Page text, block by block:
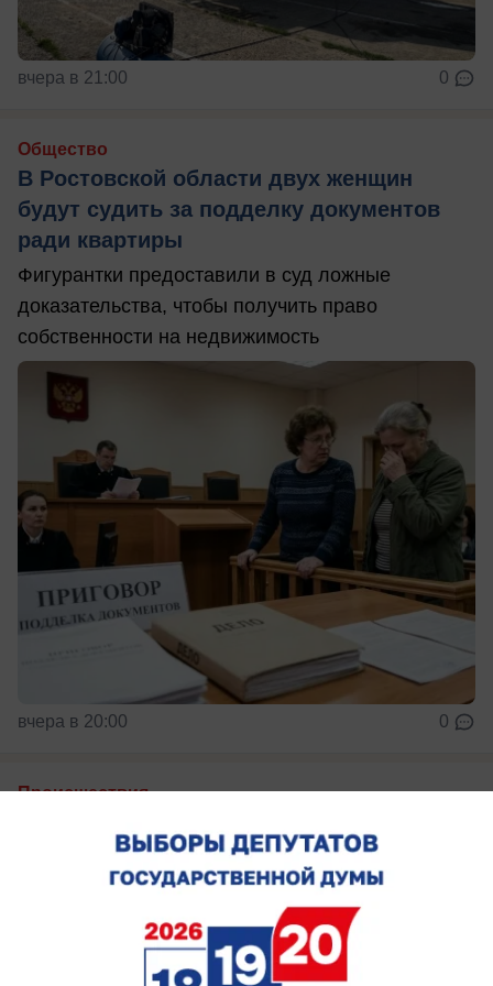
вчера в 21:00 0
Общество
В Ростовской области двух женщин
будут судить за подделку документов
ради квартиры
Фигурантки предоставили в суд ложные
доказательства, чтобы получить право
собственности на недвижимость
вчера в 20:00 0
Происшествия
стелы «Освободителям Ростова»
Правоохранители установят личности
причастных к порче памятника подростков